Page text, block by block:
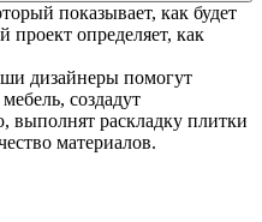
показывает, как будет
проект определяет, как
дизайнеры помогут
создадут
выполнят раскладку плитки
материалов.